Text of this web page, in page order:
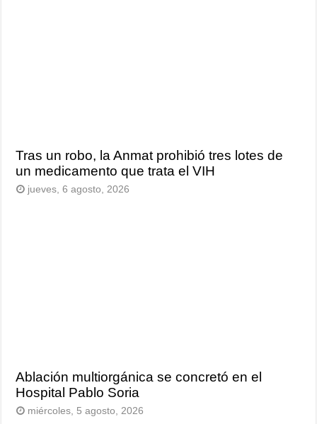
Tras un robo, la Anmat prohibió tres lotes de
un medicamento que trata el VIH
jueves, 6 agosto, 2026
Ablación multiorgánica se concretó en el
Hospital Pablo Soria
miércoles, 5 agosto, 2026